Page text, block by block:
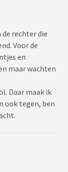
rechter die
Voor de
en
maar wachten
Daar maak ik
ook tegen, ben